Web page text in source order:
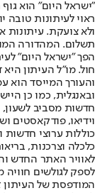
"ישראל היום" הוא
ראוי לעיתונות טובה
ולא צועקת. עיתונות
הפך "ישראל היום"
חול. מו"ל העיתון
והעורך המייסד הוא
חדשות מסביב לשעון,
וידיאו, פודקאסטים
כוללות ערוצי חדשות
לאוויר האתר החדש
לספק לגולשים
המודפסת של העיתון